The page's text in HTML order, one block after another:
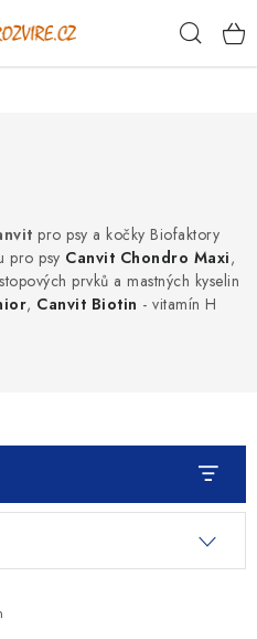
podmínky
pro psy a kočky Biofaktory
pro psy Canvit Chondro Maxi,
prvků a mastných kyselin
, Canvit Biotin - vitamín H